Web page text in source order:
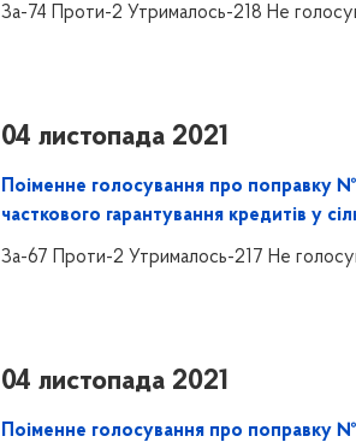
За-74 Проти-2 Утрималось-218 Не
04 листопада 2021
Поіменне голосування про
часткового гарантування кредитів у
За-67 Проти-2 Утрималось-217 Не
04 листопада 2021
Поіменне голосування про поправку